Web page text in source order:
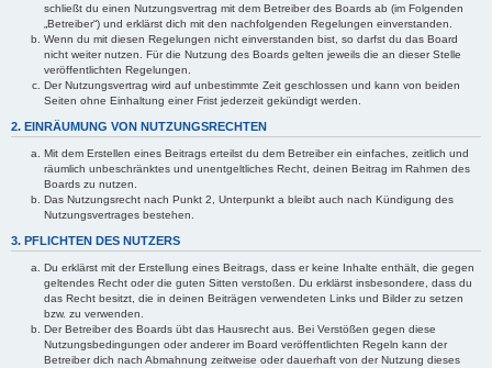
schließt du einen Nutzungsvertrag mit dem Betreiber des Boards ab (im Folgenden
„Betreiber“) und erklärst dich mit den nachfolgenden Regelungen einverstanden.
Wenn du mit diesen Regelungen nicht einverstanden bist, so darfst du das Board
nicht weiter nutzen. Für die Nutzung des Boards gelten jeweils die an dieser Stelle
veröffentlichten Regelungen.
Der Nutzungsvertrag wird auf unbestimmte Zeit geschlossen und kann von beiden
Seiten ohne Einhaltung einer Frist jederzeit gekündigt werden.
2. EINRÄUMUNG VON NUTZUNGSRECHTEN
Mit dem Erstellen eines Beitrags erteilst du dem Betreiber ein einfaches, zeitlich und
räumlich unbeschränktes und unentgeltliches Recht, deinen Beitrag im Rahmen des
Boards zu nutzen.
Das Nutzungsrecht nach Punkt 2, Unterpunkt a bleibt auch nach Kündigung des
Nutzungsvertrages bestehen.
3. PFLICHTEN DES NUTZERS
Du erklärst mit der Erstellung eines Beitrags, dass er keine Inhalte enthält, die gegen
geltendes Recht oder die guten Sitten verstoßen. Du erklärst insbesondere, dass du
das Recht besitzt, die in deinen Beiträgen verwendeten Links und Bilder zu setzen
bzw. zu verwenden.
Der Betreiber des Boards übt das Hausrecht aus. Bei Verstößen gegen diese
Nutzungsbedingungen oder anderer im Board veröffentlichten Regeln kann der
Betreiber dich nach Abmahnung zeitweise oder dauerhaft von der Nutzung dieses